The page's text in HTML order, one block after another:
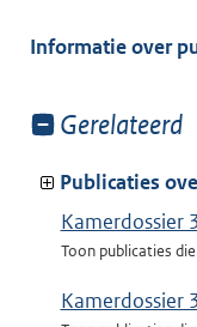
van:
Informatie over
Toon
van:
Gerelateerd
Publicaties
Kamerdossier
Toon publicaties
Kamerdossier